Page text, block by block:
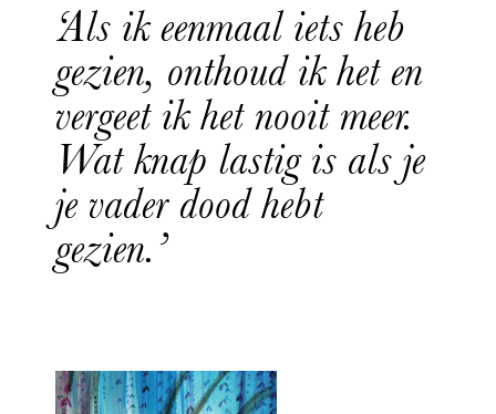
‘Als ik eenmaal iets heb
gezien, onthoud ik het en
vergeet ik het nooit meer.
Wat knap lastig is als je
je vader dood hebt
gezien.’